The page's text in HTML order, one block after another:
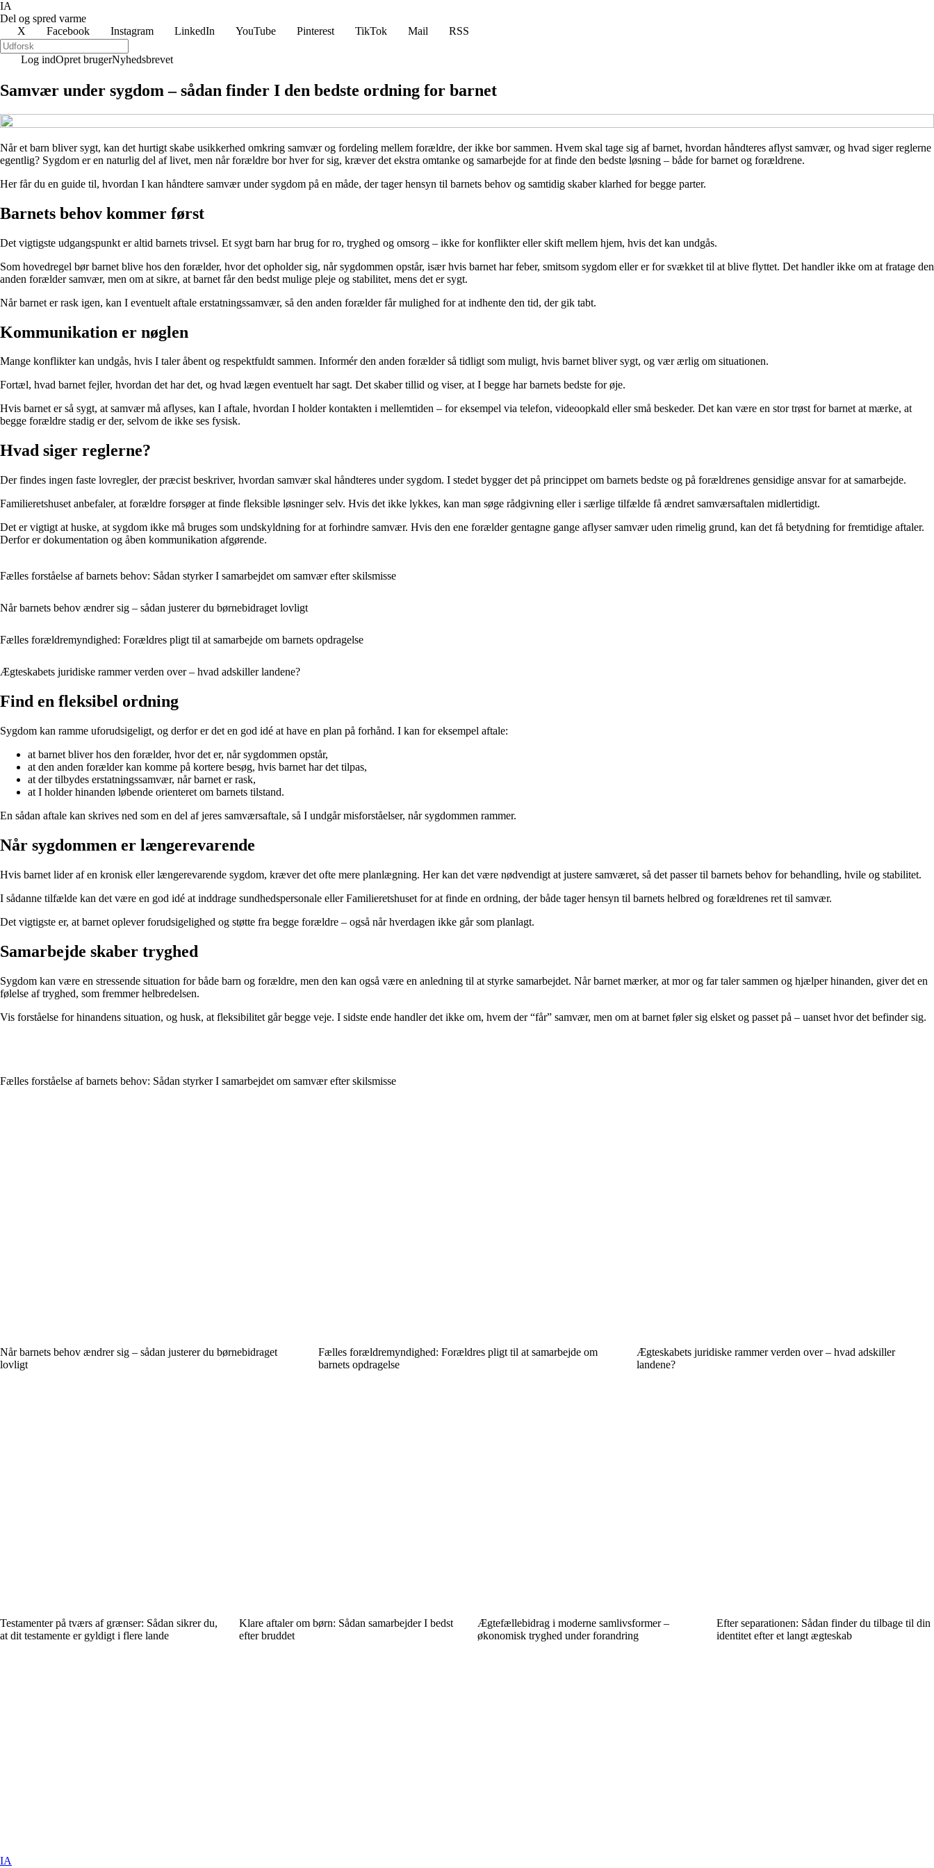
IA
Del og spred varme
X
Facebook Instagram LinkedIn YouTube Pinterest TikTok Mail RSS
Log indOpret brugerNyhedsbrevet
Samvær under sygdom – sådan finder I den bedste ordning for barnet
Når et barn bliver sygt, kan det hurtigt skabe usikkerhed omkring samvær og fordeling mellem forældre, der ikke bor sammen. Hvem skal tage sig af barnet, hvordan håndteres aflyst samvær, og hvad siger reglerne
egentlig? Sygdom er en naturlig del af livet, men når forældre bor hver for sig, kræver det ekstra omtanke og samarbejde for at finde den bedste løsning – både for barnet og forældrene.
Her får du en guide til, hvordan I kan håndtere samvær under sygdom på en måde, der tager hensyn til barnets behov og samtidig skaber klarhed for begge parter.
Barnets behov kommer først
Det vigtigste udgangspunkt er altid barnets trivsel. Et sygt barn har brug for ro, tryghed og omsorg – ikke for konflikter eller skift mellem hjem, hvis det kan undgås.
Som hovedregel bør barnet blive hos den forælder, hvor det opholder sig, når sygdommen opstår, især hvis barnet har feber, smitsom sygdom eller er for svækket til at blive flyttet. Det handler ikke om at fratage den
anden forælder samvær, men om at sikre, at barnet får den bedst mulige pleje og stabilitet, mens det er sygt.
Når barnet er rask igen, kan I eventuelt aftale erstatningssamvær, så den anden forælder får mulighed for at indhente den tid, der gik tabt.
Kommunikation er nøglen
Mange konflikter kan undgås, hvis I taler åbent og respektfuldt sammen. Informér den anden forælder så tidligt som muligt, hvis barnet bliver sygt, og vær ærlig om situationen.
Fortæl, hvad barnet fejler, hvordan det har det, og hvad lægen eventuelt har sagt. Det skaber tillid og viser, at I begge har barnets bedste for øje.
Hvis barnet er så sygt, at samvær må aflyses, kan I aftale, hvordan I holder kontakten i mellemtiden – for eksempel via telefon, videoopkald eller små beskeder. Det kan være en stor trøst for barnet at mærke, at
begge forældre stadig er der, selvom de ikke ses fysisk.
Hvad siger reglerne?
Der findes ingen faste lovregler, der præcist beskriver, hvordan samvær skal håndteres under sygdom. I stedet bygger det på princippet om barnets bedste og på forældrenes gensidige ansvar for at samarbejde.
Familieretshuset anbefaler, at forældre forsøger at finde fleksible løsninger selv. Hvis det ikke lykkes, kan man søge rådgivning eller i særlige tilfælde få ændret samværsaftalen midlertidigt.
Det er vigtigt at huske, at sygdom ikke må bruges som undskyldning for at forhindre samvær. Hvis den ene forælder gentagne gange aflyser samvær uden rimelig grund, kan det få betydning for fremtidige aftaler.
Derfor er dokumentation og åben kommunikation afgørende.
Fælles forståelse af barnets behov: Sådan styrker I samarbejdet om samvær efter skilsmisse
Når barnets behov ændrer sig – sådan justerer du børnebidraget lovligt
Fælles forældremyndighed: Forældres pligt til at samarbejde om barnets opdragelse
Ægteskabets juridiske rammer verden over – hvad adskiller landene?
Find en fleksibel ordning
Sygdom kan ramme uforudsigeligt, og derfor er det en god idé at have en plan på forhånd. I kan for eksempel aftale:
at barnet bliver hos den forælder, hvor det er, når sygdommen opstår,
at den anden forælder kan komme på kortere besøg, hvis barnet har det tilpas,
at der tilbydes erstatningssamvær, når barnet er rask,
at I holder hinanden løbende orienteret om barnets tilstand.
En sådan aftale kan skrives ned som en del af jeres samværsaftale, så I undgår misforståelser, når sygdommen rammer.
Når sygdommen er længerevarende
Hvis barnet lider af en kronisk eller længerevarende sygdom, kræver det ofte mere planlægning. Her kan det være nødvendigt at justere samværet, så det passer til barnets behov for behandling, hvile og stabilitet.
I sådanne tilfælde kan det være en god idé at inddrage sundhedspersonale eller Familieretshuset for at finde en ordning, der både tager hensyn til barnets helbred og forældrenes ret til samvær.
Det vigtigste er, at barnet oplever forudsigelighed og støtte fra begge forældre – også når hverdagen ikke går som planlagt.
Samarbejde skaber tryghed
Sygdom kan være en stressende situation for både barn og forældre, men den kan også være en anledning til at styrke samarbejdet. Når barnet mærker, at mor og far taler sammen og hjælper hinanden, giver det en
følelse af tryghed, som fremmer helbredelsen.
Vis forståelse for hinandens situation, og husk, at fleksibilitet går begge veje. I sidste ende handler det ikke om, hvem der “får” samvær, men om at barnet føler sig elsket og passet på – uanset hvor det befinder sig.
Fælles forståelse af barnets behov: Sådan styrker I samarbejdet om samvær efter skilsmisse
Når barnets behov ændrer sig – sådan justerer du børnebidraget
lovligt
Fælles forældremyndighed: Forældres pligt til at samarbejde om
barnets opdragelse
Ægteskabets juridiske rammer verden over – hvad adskiller
landene?
Testamenter på tværs af grænser: Sådan sikrer du,
at dit testamente er gyldigt i flere lande
Klare aftaler om børn: Sådan samarbejder I bedst
efter bruddet
Ægtefællebidrag i moderne samlivsformer –
økonomisk tryghed under forandring
Efter separationen: Sådan finder du tilbage til din
identitet efter et langt ægteskab
IA